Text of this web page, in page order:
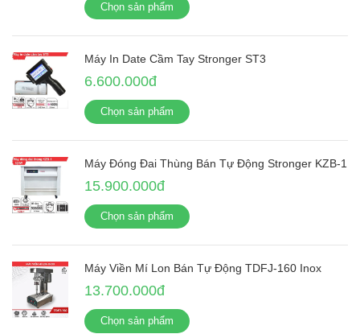
Chọn sản phẩm
Máy In Date Cầm Tay Stronger ST3
6.600.000đ
Chọn sản phẩm
Máy Đóng Đai Thùng Bán Tự Động Stronger KZB-1
15.900.000đ
Chọn sản phẩm
Máy Viền Mí Lon Bán Tự Động TDFJ-160 Inox
13.700.000đ
Chọn sản phẩm